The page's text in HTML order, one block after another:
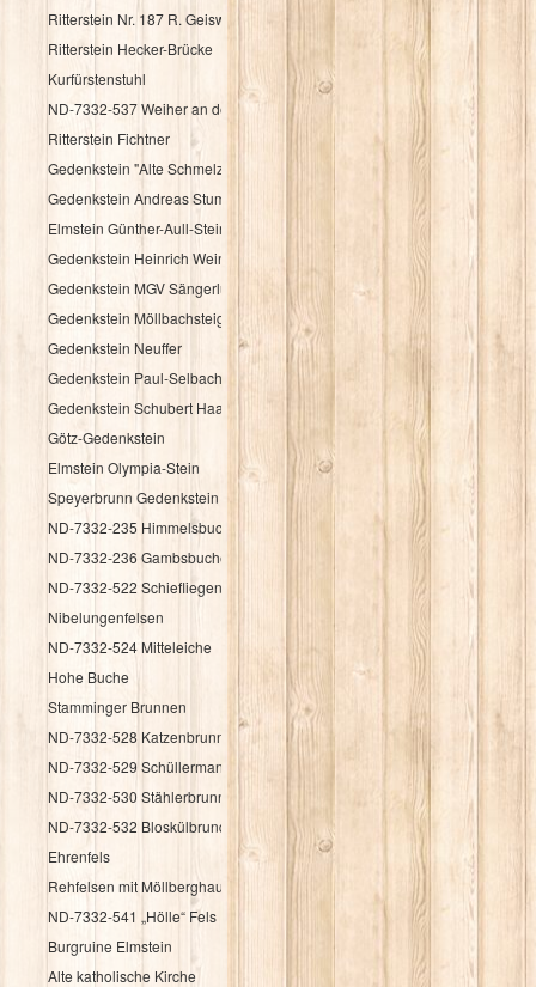
Ritterstein Nr. 187 R. Geiswieserhof
Ritterstein Hecker-Brücke
Kurfürstenstuhl
ND-7332-537 Weiher an der Speyerbachquelle
Ritterstein Fichtner
Gedenkstein "Alte Schmelz"
Gedenkstein Andreas Stumpf
Elmstein Günther-Aull-Stein
Gedenkstein Heinrich Weintz
Gedenkstein MGV Sängerlust Elmstein
Gedenkstein Möllbachsteige
Gedenkstein Neuffer
Gedenkstein Paul-Selbach-Ruh
Gedenkstein Schubert Haag
Götz-Gedenkstein
Elmstein Olympia-Stein
Speyerbrunn Gedenkstein HK 1987
ND-7332-235 Himmelsbuche
ND-7332-236 Gambsbuche
ND-7332-522 Schiefliegender Fels
Nibelungenfelsen
ND-7332-524 Mitteleiche
Hohe Buche
Stamminger Brunnen
ND-7332-528 Katzenbrunnen
ND-7332-529 Schüllermannsbrunnen
ND-7332-530 Stählerbrunnen
ND-7332-532 Bloskülbrundsicht
Ehrenfels
Rehfelsen mit Möllberghaus
ND-7332-541 „Hölle“ Fels
Burgruine Elmstein
Alte katholische Kirche